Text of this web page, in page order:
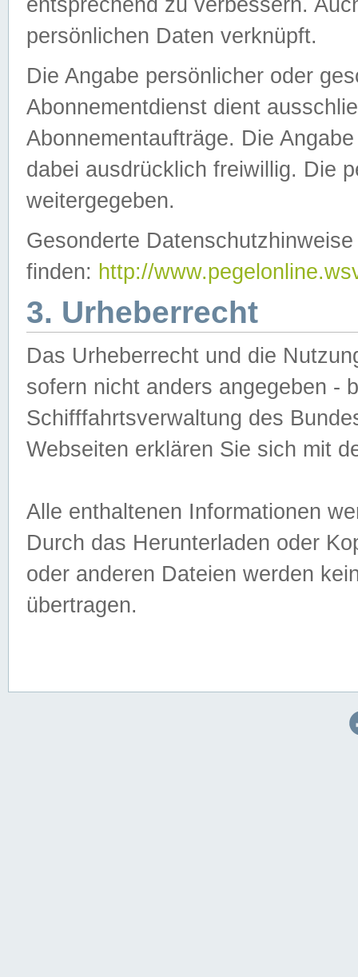
persönlichen Daten verknüpft.
Die Angabe persönlicher oder
Abonnementdienst dient
Abonnementaufträge. Die
dabei ausdrücklich freiwillig. Die
weitergegeben.
Gesonderte
finden: http://
3. Urheberrecht
Das Urheberrecht und die
sofern nicht anders angegeben -
Schifffahrtsverwaltung des
Webseiten erklären Sie sich mit
Alle enthaltenen Informationen
Durch das Herunterladen oder
oder anderen Dateien werden
übertragen.